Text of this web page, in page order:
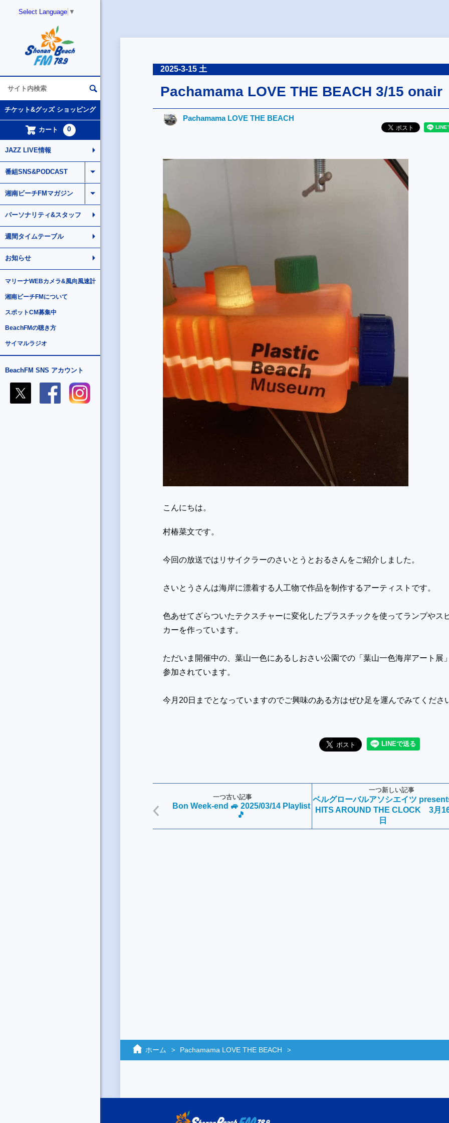
Select Language ▼
チケット&グッズ ショッピング
カート 0
JAZZ LIVE情報
番組SNS&PODCAST
湘南ビーチFMマガジン
パーソナリティ&スタッフ
週間タイムテーブル
お知らせ
マリーナWEBカメラ&風向風速計
湘南ビーチFMについて
スポットCM募集中
BeachFMの聴き方
サイマルラジオ
BeachFM SNS アカウント
2025-3-15 土
Pachamama LOVE THE BEACH 3/15 onair
Pachamama LOVE THE BEACH
こんにちは。
村椿菜文です。
今回の放送ではリサイクラーのさいとうとおるさんをご紹介しました。
さいとうさんは海岸に漂着する人工物で作品を制作するアーティス トです。
色あせてざらついたテクスチャーに変化したプラスチックを使ってランプやス
カーを作っています。
ただいま開催中の、葉山一色にあるしおさい公園での「葉山一色海岸アート展
参加されています。
今月20日までとなっていますのでご興味のある方はぜひ足を運んでみてくださ
一つ古い記事
Bon Week-end 🚙 2025/03/14 Playlist
🎵
一つ新しい記事
ベルグローバルアソシエイツ
HITS AROUND THE CLOCK 3月
日
ホーム Pachamama LOVE THE BEACH